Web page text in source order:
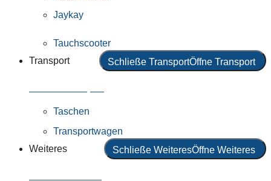
Jaykay
Tauchscooter
Transport
Schließe TransportÖffne Transport
Taschen
Transportwagen
Weiteres
Schließe WeiteresÖffne Weiteres